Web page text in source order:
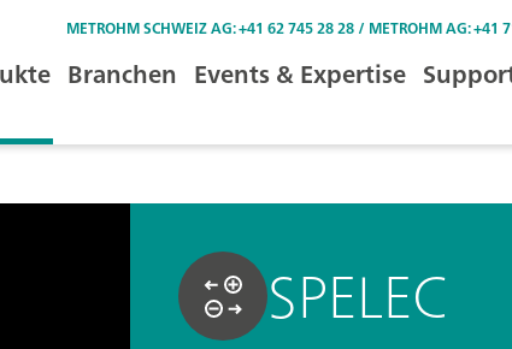
METROHM SCHWEIZ AG: +41 62 745 28 28 / METROHM AG: +41
Branchen Events & Expertise
SPELEC